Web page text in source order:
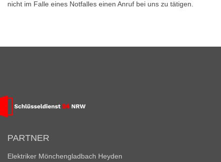
nicht im Falle eines Notfalles einen Anruf bei uns zu tätigen.
PARTNER
Elektriker Mönchengladbach Heyden